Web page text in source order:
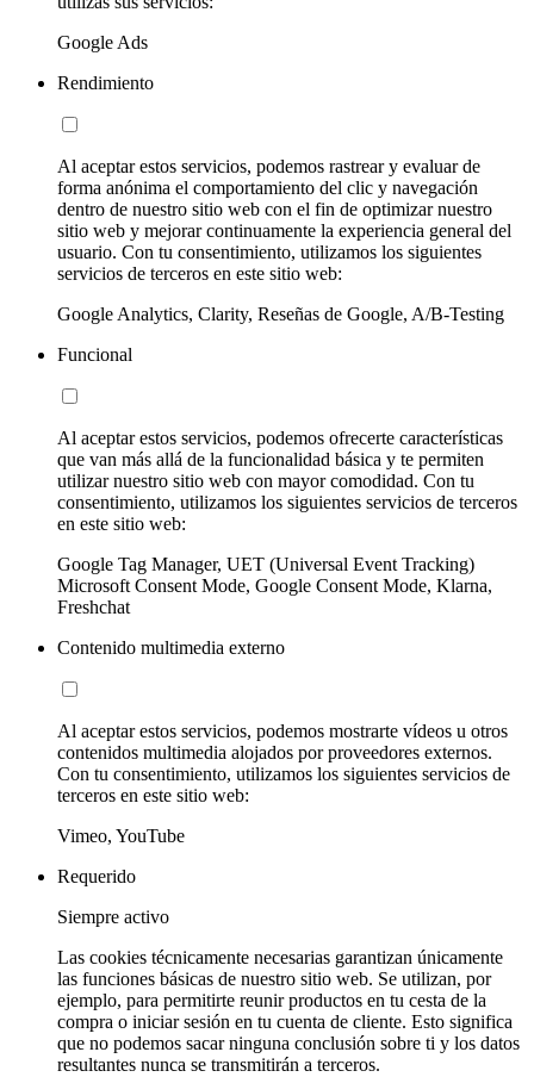
Google Ads
Rendimiento
Al aceptar estos servicios, podemos rastrear y evaluar de
forma anónima el comportamiento del clic y navegación
dentro de nuestro sitio web con el fin de optimizar nuestro
sitio web y mejorar continuamente la experiencia general del
usuario. Con tu consentimiento, utilizamos los siguientes
servicios de terceros en este sitio web:
Google Analytics, Clarity, Reseñas de Google, A/B-Testing
Funcional
Al aceptar estos servicios, podemos ofrecerte características
que van más allá de la funcionalidad básica y te permiten
utilizar nuestro sitio web con mayor comodidad. Con tu
consentimiento, utilizamos los siguientes servicios de terceros
en este sitio web:
Google Tag Manager, UET (Universal Event Tracking)
Microsoft Consent Mode, Google Consent Mode, Klarna,
Freshchat
Contenido multimedia externo
Al aceptar estos servicios, podemos mostrarte vídeos u otros
contenidos multimedia alojados por proveedores externos.
Con tu consentimiento, utilizamos los siguientes servicios de
terceros en este sitio web:
Vimeo, YouTube
Requerido
Siempre activo
Las cookies técnicamente necesarias garantizan únicamente
las funciones básicas de nuestro sitio web. Se utilizan, por
ejemplo, para permitirte reunir productos en tu cesta de la
compra o iniciar sesión en tu cuenta de cliente. Esto significa
que no podemos sacar ninguna conclusión sobre ti y los datos
resultantes nunca se transmitirán a terceros.